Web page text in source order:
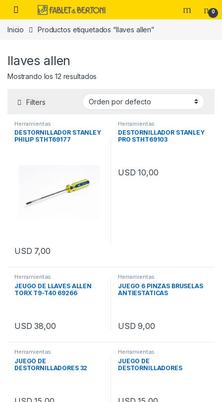
Skip to navigation
Skip to content
0
Inicio Productos etiquetados “llaves allen”
llaves allen
Mostrando los 12 resultados
Filters
Herramientas
DESTORNILLADOR STANLEY
PHILIP STHT69177
USD 7,00
Herramientas
DESTORNILLADOR STANLEY
PRO STHT69103
USD 10,00
Herramientas
JEUGO DE LLAVES ALLEN
TORX T9-T40 69266
USD 38,00
Herramientas
JUEGO 6 PINZAS BRUSELAS
ANTIESTATICAS
USD 9,00
Herramientas
JUEGO DE
DESTORNILLADORES 32
Herramientas
JUEGO DE
DESTORNILLADORES